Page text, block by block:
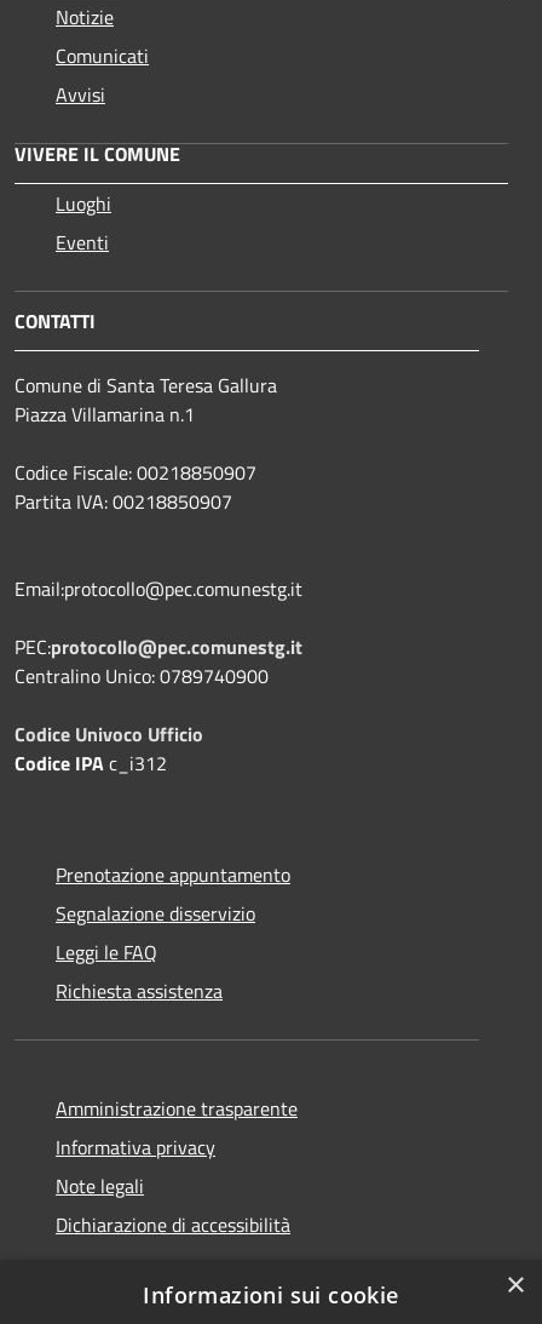
Notizie
Comunicati
Avvisi
VIVERE IL COMUNE
Luoghi
Eventi
CONTATTI
Comune di Santa Teresa Gallura
Piazza Villamarina n.1
Codice Fiscale: 00218850907
Partita IVA: 00218850907
Email:protocollo@pec.comunestg.it
PEC:protocollo@pec.comunestg.it
Centralino Unico: 0789740900
Codice Univoco Ufficio
Codice IPAc_i312
Prenotazione appuntamento
Segnalazione disservizio
Leggi le FAQ
Richiesta assistenza
Amministrazione trasparente
Informativa privacy
Note legali
Dichiarazione di accessibilità
×
Informazioni sui cookie